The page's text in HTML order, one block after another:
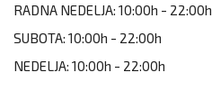
RADNA NEDELJA: 10:00h - 22:00h
SUBOTA: 10:00h - 22:00h
NEDELJA: 10:00h - 22:00h